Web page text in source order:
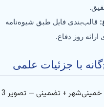
قالب‌بندی فایل طبق شیوه‌نامه
ارائه روز دفاع.
با جزئیات علمی